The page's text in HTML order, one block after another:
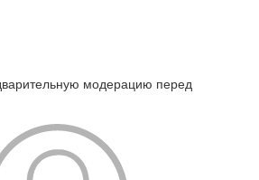
модерацию перед